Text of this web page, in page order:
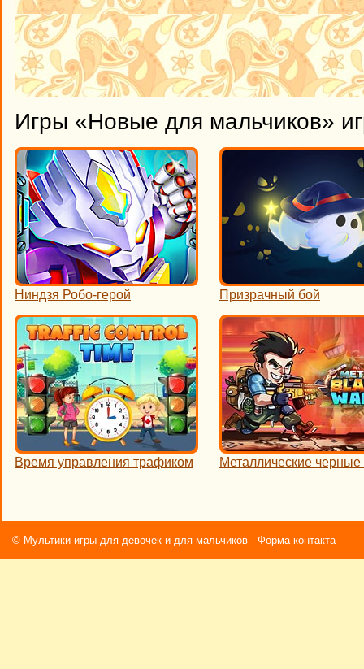
Игры «Новые для мальчиков»
Ниндзя Робо-герой Призрачный бой
Время управления трафиком Металлические
© Мультики игры для девочек и для мальчиков Форма контакта